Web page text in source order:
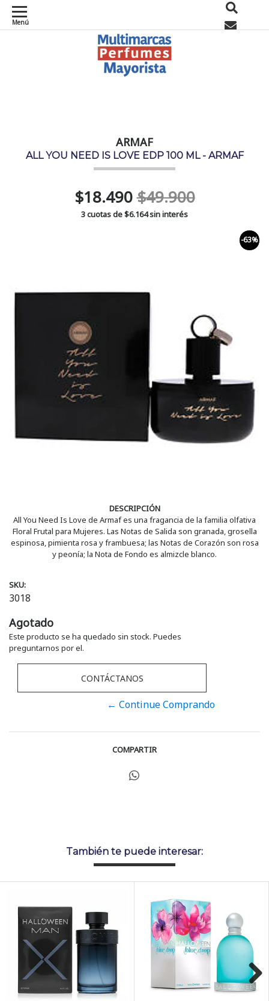
Menú
ARMAF
ALL YOU NEED IS LOVE EDP 100 ML - ARMAF
$18.490$49.900
3 cuotas de$6.164sin interés
-63%
DESCRIPCIÓN
All You Need Is Love de Armaf es una fragancia de la familia olfativa
Floral Frutal para Mujeres. Las Notas de Salida son granada, grosella
espinosa, pimienta rosa y frambuesa; las Notas de Corazón son rosa
y peonía; la Nota de Fondo es almizcle blanco.
SKU:
3018
Agotado
Este producto se ha quedado sin stock. Puedes
preguntarnos por el.
CONTÁCTANOS
← Continue Comprando
COMPARTIR
También te puede interesar: